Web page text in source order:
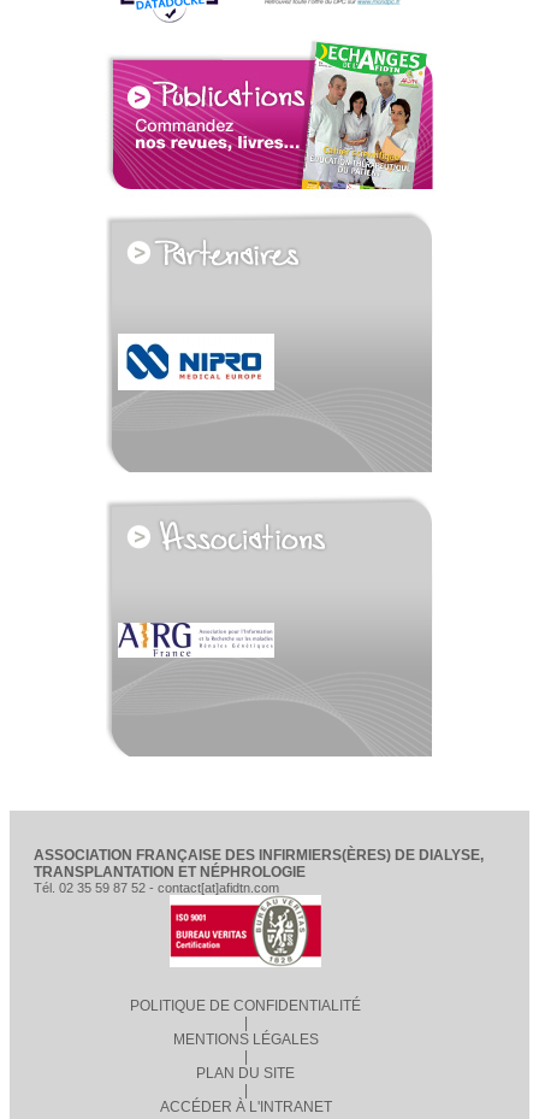
voir tous les partenaires
ASSOCIATION FRANÇAISE DES INFIRMIERS(ÈRES) DE DIALYSE,
TRANSPLANTATION ET NÉPHROLOGIE
Tél. 02 35 59 87 52 - contact[at]afidtn.com
POLITIQUE DE CONFIDENTIALITÉ
MENTIONS LÉGALES
PLAN DU SITE
ACCÉDER À L'INTRANET